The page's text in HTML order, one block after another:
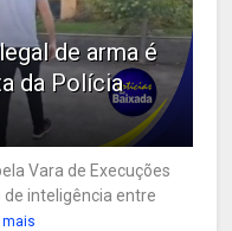
de arma é
da Polícia
Vara de Execuções
inteligência entre
mais